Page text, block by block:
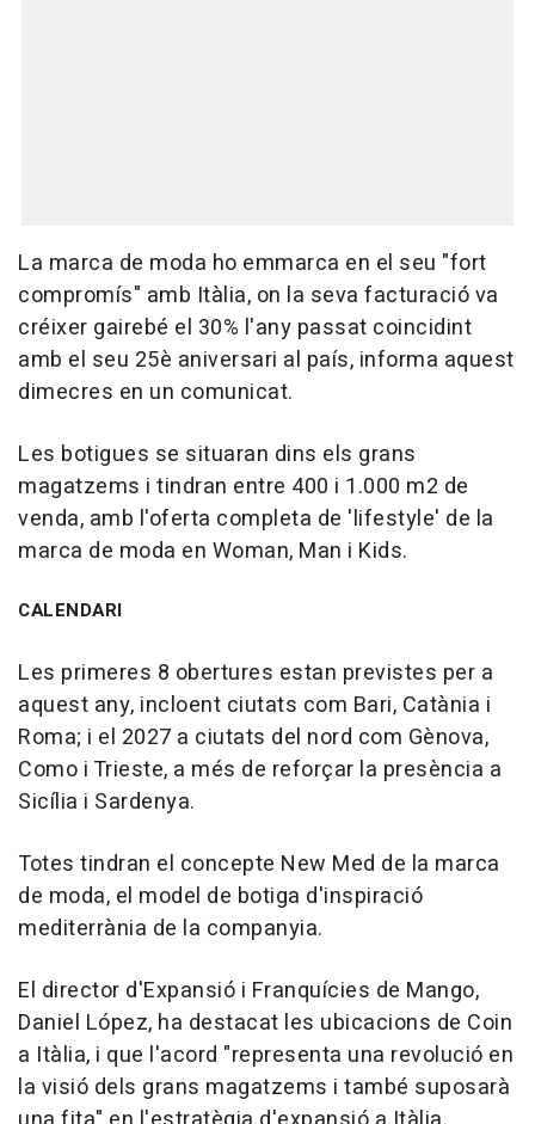
La marca de moda ho emmarca en el seu "fort
compromís" amb Itàlia, on la seva facturació va
créixer gairebé el 30% l'any passat coincidint
amb el seu 25è aniversari al país, informa aquest
dimecres en un comunicat.
Les botigues se situaran dins els grans
magatzems i tindran entre 400 i 1.000 m2 de
venda, amb l'oferta completa de 'lifestyle' de la
marca de moda en Woman, Man i Kids.
CALENDARI
Les primeres 8 obertures estan previstes per a
aquest any, incloent ciutats com Bari, Catània i
Roma; i el 2027 a ciutats del nord com Gènova,
Como i Trieste, a més de reforçar la presència a
Sicília i Sardenya.
Totes tindran el concepte New Med de la marca
de moda, el model de botiga d'inspiració
mediterrània de la companyia.
El director d'Expansió i Franquícies de Mango,
Daniel López, ha destacat les ubicacions de Coin
a Itàlia, i que l'acord "representa una revolució en
la visió dels grans magatzems i també suposarà